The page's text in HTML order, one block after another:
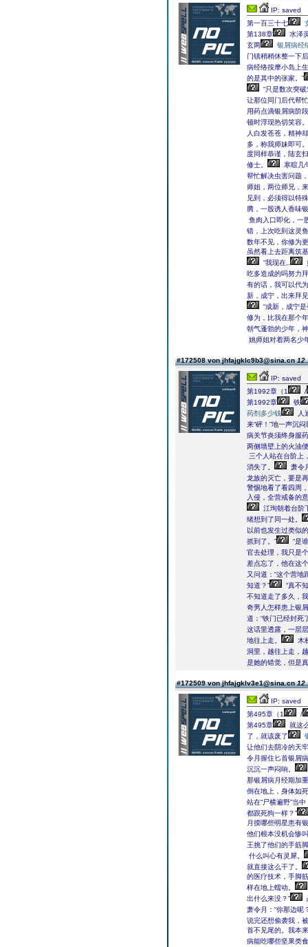
IP: saved
第一百三十七
第138章
水泽
玄两
银屑病经
门镇稍稍休整一下
病经络按摩小岛上
的是其中的张家。”
“只是数次突
让那位同门后代帮
用药点滴银屑病阶
顿时浮现热切笑容。
人白发苍苍，精神
多，称我师妹即可。
度同样恭谨，陆玄
修士。
寒暄几
帮忙解决虫害问题
师姐，两位师兄，
见到，必须得以特
腾，一股诱人香味
鱼肉入口即化，一
错，上次吃到这灵
数年不见，你修为
虽然看上去距离筑
“我现在,.
吃多造成的吗努力
有的话，我可以代
新，成宁，出来拜
“成新，成宁
修为，比我在那个
朝气蓬勃的少年，
姚师姐对着两名少
#172508 von jhfajgklc9b3@sina.cn
IP: saved
第1992章（1
/
第1992章
铁
药剂多少钱
人
来“砰！”地一声沉
病关节炎须终身服
两侧墙壁上的火油
三个人站在台阶上
消失了。
萧令
龙族的灭亡，要是
警惕地看了看四周
入侵，全营戒备的
江珣朝着台阶
绪想到了同一处。
以前也发生过类似
抓到了。”
“是
官去处理，我只是
差点忘了，他在这
又问道：“这个营地
知道？”
“真不
不知道走了多久，
奇男人怎样患上银
道：“铁门已经封死
这话里透露，一层
地往上走。
木
洞里，越往上走，
是她的错觉，但是
#172509 von jhfajgklv3e1@sina.cn
IP: saved
第495章（1
/
第495章
就这
了，就该废了
让他们去阴冷的天
令月握住匕首银屑
沉沉一声闷响。
那银屑病月经期加
倒在地上，身体如
站在“尸横遍野”当
都跟死狗一样？”
月摸哪些明星患有
他们根本没机会惨
王挑了他们的手筋
什么叫心有灵犀。
就直接这么干了。
的医疗技术，手脚
样在地上蠕动。
出什么来没？”
萧令月：“你那边呢
说完还想偷袭我，
首不见尾的。我本
病能吃哪些坚果类